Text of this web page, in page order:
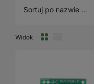
Sortuj po nazwie A - Z
Widok